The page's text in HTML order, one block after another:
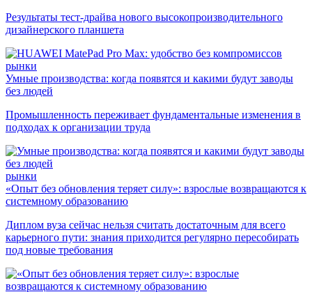
Результаты тест-драйва нового высокопроизводительного
дизайнерского планшета
рынки
Умные производства: когда появятся и какими будут заводы
без людей
Промышленность переживает фундаментальные изменения в
подходах к организации труда
рынки
«Опыт без обновления теряет силу»: взрослые возвращаются к
системному образованию
Диплом вуза сейчас нельзя считать достаточным для всего
карьерного пути: знания приходится регулярно пересобирать
под новые требования